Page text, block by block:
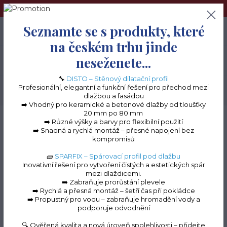
➢Terče pod dlažbu naleznete na e-shopu www.terceshop.cz!➢
Hledat
+420 605 740 744
0
0 Kč
Balkonové lišty do lepidla Balkonová lišta STONE
Čelní kryt STONE
Seznamte se s produkty, které
na českém trhu jinde
neseženete...
🔧 DISTO – Stěnový dilatační profil
Profesionální, elegantní a funkční řešení pro přechod mezi
dlažbou a fasádou
➡️ Vhodný pro keramické a betonové dlažby od tloušťky
20 mm po 80 mm
➡️ Různé výšky a barvy pro flexibilní použití
➡️ Snadná a rychlá montáž – přesné napojení bez
kompromisů
🧱 SPARFIX – Spárovací profil pod dlažbu
Inovativní řešení pro vytvoření čistých a estetických spár
mezi dlaždicemi.
➡️ Zabraňuje prorůstání plevele
➡️ Rychlá a přesná montáž – šetří čas při pokládce
➡️ Propustný pro vodu – zabraňuje hromadění vody a
podporuje odvodnění
🔍 Ověřená kvalita a nová úroveň spolehlivosti – přidejte